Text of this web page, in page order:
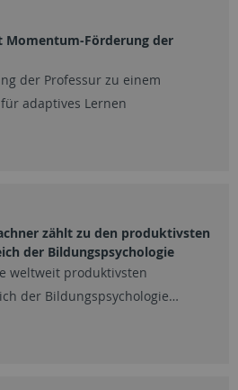
Momentum-Förderung der
der Professur zu einem
adaptives Lernen
zählt zu den produktivsten
der Bildungspsychologie
weltweit produktivsten
der Bildungspsychologie…